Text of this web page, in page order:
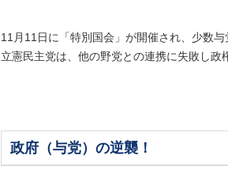
11月11日に「特別国会」が開催され、少数
立憲民主党は、他の野党との連携に失敗し
政府（与党）の逆襲！